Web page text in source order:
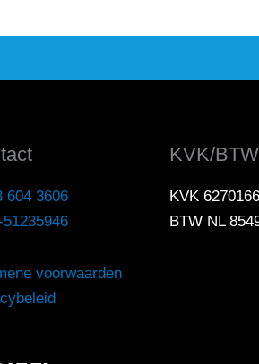
604 3606
51235946
voorwaarden
KVK/BTW
KVK
BTW NL